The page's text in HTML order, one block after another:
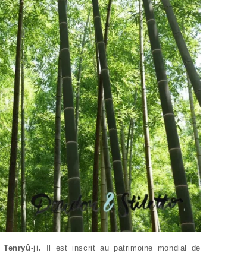
Tenryû-ji.
Il est inscrit au patrimoine mondial de